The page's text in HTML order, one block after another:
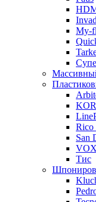
My-
Rico
San
VOX
Тис